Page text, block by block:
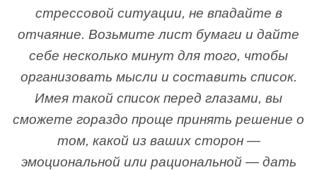
стрессовой ситуации, не впадайте в
отчаяние. Возьмите лист бумаги и дайте
себе несколько минут для того, чтобы
организовать мысли и составить список.
Имея такой список перед глазами, вы
сможете гораздо проще принять решение о
том, какой из ваших сторон —
эмоциональной или рациональной — дать